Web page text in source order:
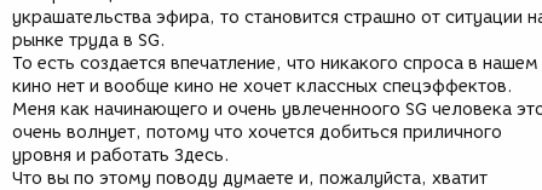
украшательства эфира, то становится страшно от ситуации
рынке труда в SG.
То есть создается впечатление, что никакого спроса в нашем
кино нет и вообще кино не хочет классных спецэффектов.
Меня как начинающего и очень увлеченноого SG человека
очень волнует, потому что хочется добиться приличного
уровня и работать Здесь.
Что вы по этому поводу думаете и, пожалуйста, хватит